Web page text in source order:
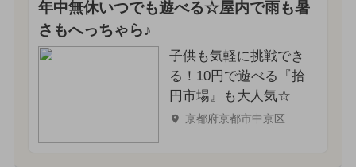
年中無休いつでも遊べる☆屋内で雨も暑
さもへっちゃら♪
子供も気軽に挑戦でき
る！10円で遊べる『拾
円市場』も大人気☆
京都府京都市中京区